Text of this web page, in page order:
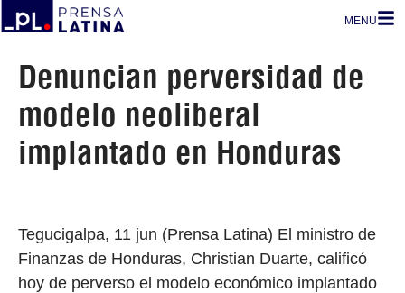
MENU
Denuncian perversidad de
modelo neoliberal
implantado en Honduras
Tegucigalpa, 11 jun (Prensa Latina) El ministro de
Finanzas de Honduras, Christian Duarte, calificó
hoy de perverso el modelo económico implantado